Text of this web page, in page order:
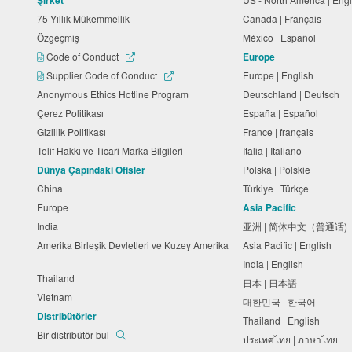
75 Yıllık Mükemmellik
Özgeçmiş
Code of Conduct
Supplier Code of Conduct
Anonymous Ethics Hotline Program
Çerez Politikası
Gizlilik Politikası
Telif Hakkı ve Ticari Marka Bilgileri
Dünya Çapındaki Ofisler
China
Europe
India
Amerika Birleşik Devletleri ve Kuzey Amerika
Thailand
Vietnam
Distribütörler
Bir distribütör bul
Canada | Français
México | Español
Europe
Europe | English
Deutschland | Deutsch
España | Español
France | français
Italia | Italiano
Polska | Polskie
Türkiye | Türkçe
Asia Pacific
亚洲 | 简体中文（普通话)
Asia Pacific | English
India | English
日本 | 日本語
대한민국 | 한국어
Thailand | English
ประเทศไทย | ภาษาไทย